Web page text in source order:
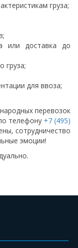
груза;
или доставка до
груза;
для ввоза;
перевозок
телефону +7 (495)
сотрудничество
эмоции!